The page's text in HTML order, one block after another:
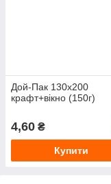
Дой-Пак 130x200
крафт+вікно (150г)
4,60 ₴
Купити